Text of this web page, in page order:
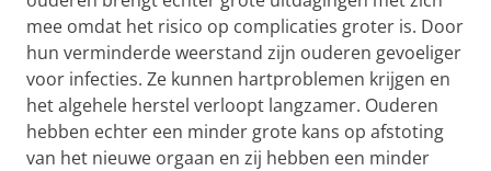
mee omdat het risico op complicaties groter is. Door
hun verminderde weerstand zijn ouderen gevoeliger
voor infecties. Ze kunnen hartproblemen krijgen en
het algehele herstel verloopt langzamer. Ouderen
hebben echter een minder grote kans op afstoting
van het nieuwe orgaan en zij hebben een minder